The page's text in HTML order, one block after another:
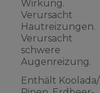
Wirkung.
Verursacht
Hautreizungen.
Verursacht
schwere
Augenreizung.
Enthält